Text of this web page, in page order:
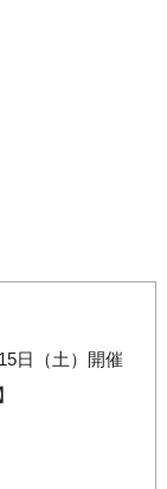
日（土）開催